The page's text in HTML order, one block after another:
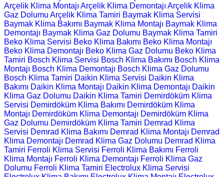
Arçelik Klima Montajı Arçelik Klima Demontajı Arçelik Klima
Gaz Dolumu Arçelik Klima Tamiri Baymak Klima Servisi
Baymak Klima Bakımı Baymak Klima Montajı Baymak Klima
Demontajı Baymak Klima Gaz Dolumu Baymak Klima Tamiri
Beko Klima Servisi Beko Klima Bakımı Beko Klima Montajı
Beko Klima Demontajı Beko Klima Gaz Dolumu Beko Klima
Tamiri Bosch Klima Servisi Bosch Klima Bakımı Bosch Klima
Montajı Bosch Klima Demontajı Bosch Klima Gaz Dolumu
Bosch Klima Tamiri Daikin Klima Servisi Daikin Klima
Bakımı Daikin Klima Montajı Daikin Klima Demontajı Daikin
Klima Gaz Dolumu Daikin Klima Tamiri Demirdöküm Klima
Servisi Demirdöküm Klima Bakımı Demirdöküm Klima
Montajı Demirdöküm Klima Demontajı Demirdöküm Klima
Gaz Dolumu Demirdöküm Klima Tamiri Demrad Klima
Servisi Demrad Klima Bakımı Demrad Klima Montajı Demrad
Klima Demontajı Demrad Klima Gaz Dolumu Demrad Klima
Tamiri Ferroli Klima Servisi Ferroli Klima Bakımı Ferroli
Klima Montajı Ferroli Klima Demontajı Ferroli Klima Gaz
Dolumu Ferroli Klima Tamiri Electrolux Klima Servisi